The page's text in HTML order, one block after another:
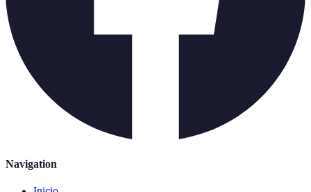
Navigation